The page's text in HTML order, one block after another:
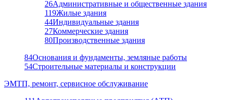
26Административные и общественные здания
119Жилые здания
44Индивидуальные здания
27Коммерческие здания
80Производственные здания
84Основания и фундаменты, земляные работы
54Строительные материалы и конструкции
ЭМТП, ремонт, сервисное обслуживание